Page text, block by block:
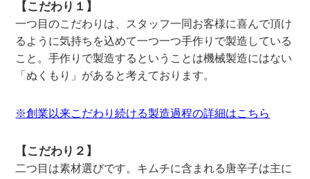
【こだわり１】
一つ目のこだわりは、スタッフ一同お客様に喜んで頂け
るように気持ちを込めて一つ一つ手作りで製造している
こと。手作りで製造するということは機械製造にはない
「ぬくもり」があると考えております。
※創業以来こだわり続ける製造過程の詳細はこちら
【こだわり２】
二つ目は素材選びです。キムチに含まれる唐辛子は主に